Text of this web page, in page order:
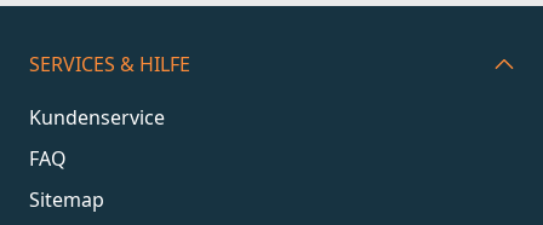
SERVICES & HILFE
Kundenservice
FAQ
Sitemap